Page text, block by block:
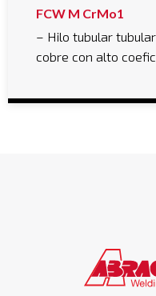
FCW M CrMo1
– Hilo tubular
cobre con alto